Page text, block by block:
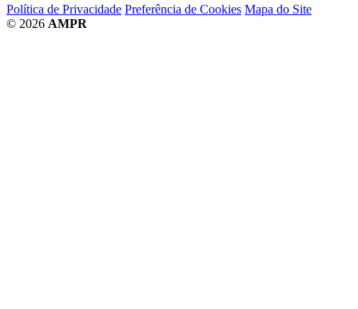
Política de Privacidade Preferência de Cookies Mapa do Site
© 2026 AMPR